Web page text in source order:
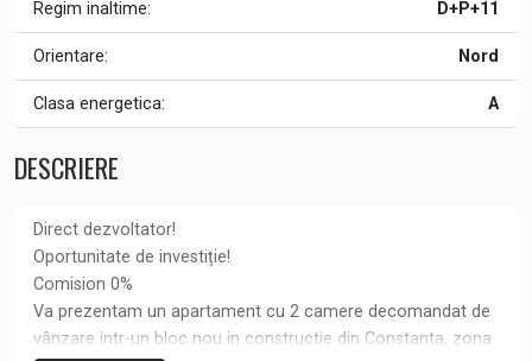
Regim inaltime: D+P+11
Orientare: Nord
Clasa energetica: A
DESCRIERE
Direct dezvoltator!
Oportunitate de investiție!
Comision 0%
Va prezentam un apartament cu 2 camere decomandat de
vânzare intr-un bloc nou in constructie din Constanta, zona